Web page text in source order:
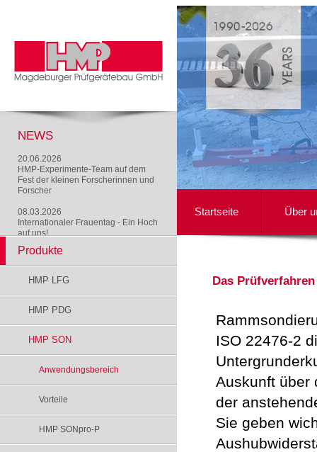
NEWS
20.06.2026
HMP-Experimente-Team auf dem
Fest der kleinen Forscherinnen und
Forscher
08.03.2026
Internationaler Frauentag - Ein Hoch
auf uns!
Startseite Über
Produkte
HMP LFG
HMP PDG
HMP SON
Anwendungsbereich
Vorteile
HMP SONpro-P
Das Prüfverfahren
ISO 22476-2
Auskunft über
der
Sie geben